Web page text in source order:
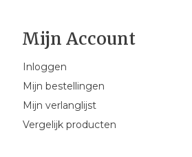
Mijn Account
Inloggen
Mijn bestellingen
Mijn verlanglijst
Vergelijk producten